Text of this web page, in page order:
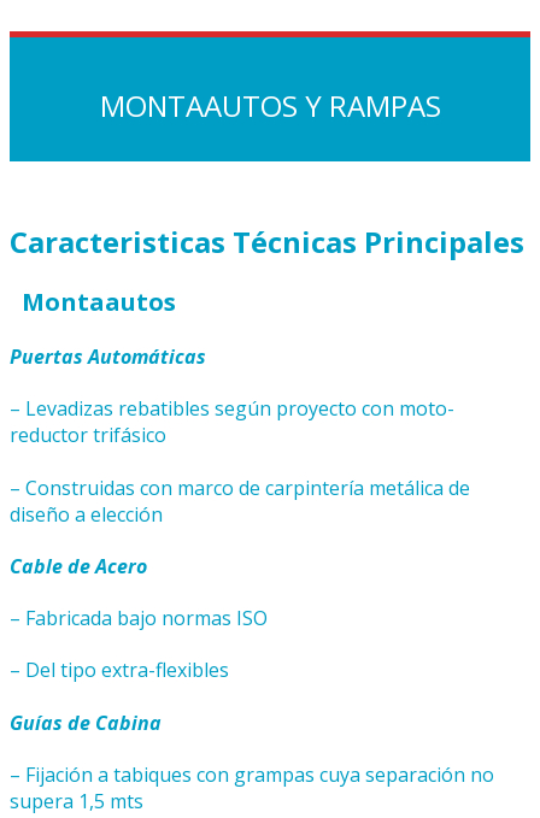
MONTAAUTOS Y RAMPAS
Caracteristicas Técnicas Principales
Montaautos
Puertas Automáticas
– Levadizas rebatibles según proyecto con moto-
reductor trifásico
– Construidas con marco de carpintería metálica de
diseño a elección
Cable de Acero
– Fabricada bajo normas ISO
– Del tipo extra-flexibles
Guías de Cabina
– Fijación a tabiques con grampas cuya separación no
supera 1,5 mts